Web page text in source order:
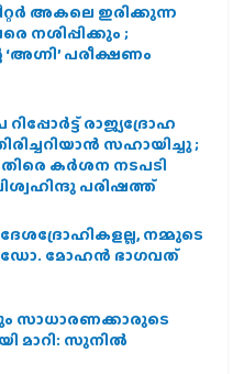
അകലെ ഇരിക്കുന്ന
നശിപ്പിക്കും ;
‘അഗ്നി’ പരീക്ഷണം
രാജ്യദ്രോഹ
സഹായിച്ചു ;
കർശന നടപടി
പരിഷത്ത്
നമ്മുടെ
: ഡോ. മോഹന്‍ ഭാഗവത്
സാധാരണക്കാരുടെ
മാറി: സുനിൽ